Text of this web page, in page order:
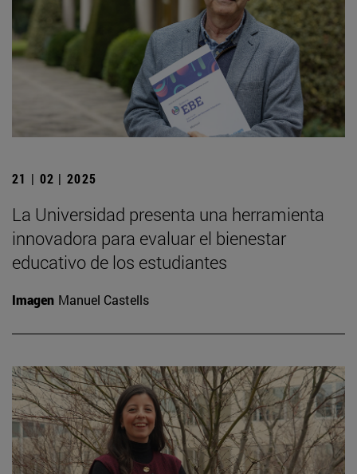
21 | 02 | 2025
La Universidad presenta una herramienta
innovadora para evaluar el bienestar
educativo de los estudiantes
Imagen Manuel Castells